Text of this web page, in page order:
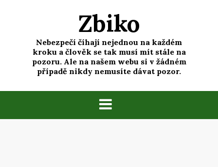
Zbiko
Nebezpečí číhají nejednou na každém
kroku a člověk se tak musí mít stále na
pozoru. Ale na našem webu si v žádném
případě nikdy nemusíte dávat pozor.